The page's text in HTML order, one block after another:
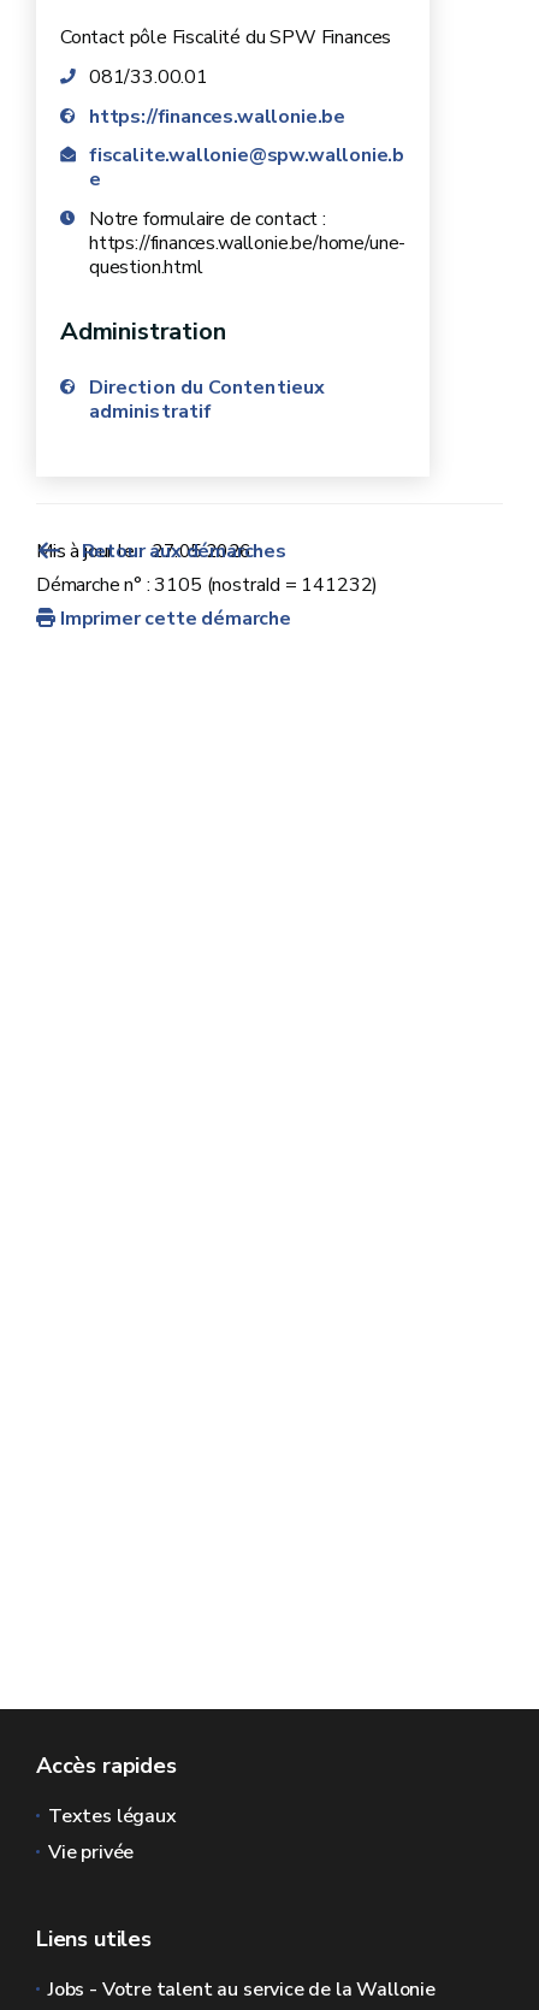
Contact pôle Fiscalité du SPW Finances
081/33.00.01
https://finances.wallonie.be
fiscalite.wallonie@spw.wallonie.b
e
Notre formulaire de contact :
https://finances.wallonie.be/home/une-
question.html
Administration
Direction du Contentieux
administratif
Mis à jour le : 27.05.2026
Démarche n° : 3105 (nostraId = 141232)
Imprimer cette démarche
Retour aux démarches
Accès rapides
Textes légaux
Vie privée
Liens utiles
Jobs - Votre talent au service de la Wallonie